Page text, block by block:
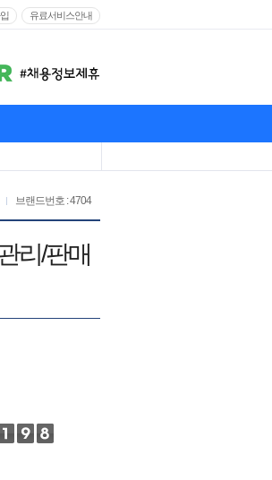
유료서비스안내
브랜드번호 : 4704
리/판매